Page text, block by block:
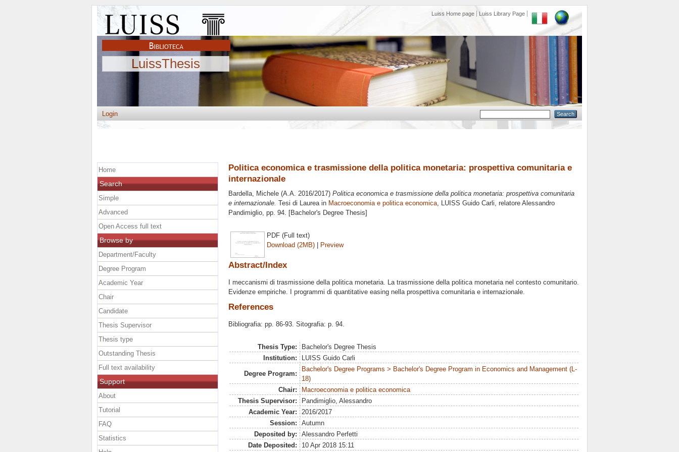
Luiss Home page Luiss Library Page
LuissThesis
Login
Politica economica e trasmissione della politica monetaria: prospettiva comunitaria e
internazionale
Bardella, Michele (A.A. 2016/2017) Politica economica e trasmissione della politica monetaria: prospettiva comunitaria
e internazionale. Tesi di Laurea in Macroeconomia e politica economica, LUISS Guido Carli, relatore Alessandro
Pandimiglio, pp. 94. [Bachelor's Degree Thesis]
PDF (Full text)
Download (2MB) | Preview
Abstract/Index
I meccanismi di trasmissione della politica monetaria. La trasmissione della politica monetaria nel contesto comunitario.
Evidenze empiriche. I programmi di quantitative easing nella prospettiva comunitaria e internazionale.
References
Bibliografia: pp. 86-93. Sitografia: p. 94.
Thesis Type:
Bachelor's Degree Thesis
Institution:
LUISS Guido Carli
Degree Program:
Bachelor's Degree Programs > Bachelor's Degree Program in Economics and Management (L-
18)
Chair:
Macroeconomia e politica economica
Thesis Supervisor:
Pandimiglio, Alessandro
Academic Year:
2016/2017
Session:
Autumn
Deposited by:
Alessandro Perfetti
Date Deposited:
10 Apr 2018 15:11
Home
Search
Simple
Advanced
Open Access full text
Browse by
Department/Faculty
Degree Program
Academic Year
Chair
Candidate
Thesis Supervisor
Thesis type
Outstanding Thesis
Full text availability
Support
About
Tutorial
FAQ
Statistics